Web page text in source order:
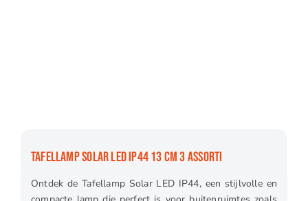
TAFELLAMP SOLAR LED IP44 13 CM 3 ASSORTI
Ontdek de Tafellamp Solar LED IP44, een stijlvolle en